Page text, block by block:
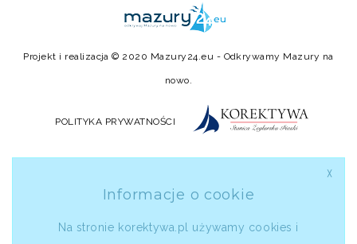
Projekt i realizacja © 2020 Mazury24.eu - Odkrywamy Mazury na
nowo.
POLITYKA PRYWATNOŚCI
Informacje o cookie
Na stronie korektywa.pl używamy cookies i
╳